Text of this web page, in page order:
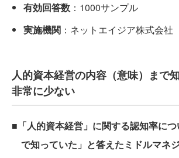
有効回答数 ：1000サンプル
実施機関 ：ネットエイジア株式会社
人的資本経営の内容（意味）まで
非常に少ない
■「人的資本経営」に関する認知率に
で知っていた」と答えたミドルマネ